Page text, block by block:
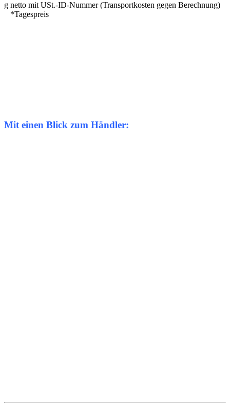
g netto mit USt.-ID-Nummer (Transportkosten gegen Berechnung)
*Tagespreis
Mit einen Blick zum Händler: